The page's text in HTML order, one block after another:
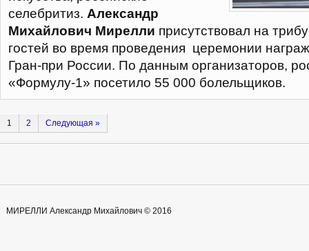
селебритиз. Александр
Михайлович Мирелли присутствовал на
гостей во время проведения церемонии
Гран-при России. По данным организаторов,
«Формулу-1» посетило 55 000 болельщиков.
1 2 Cледующая »
МИРЕЛЛИ Александр Михайлович © 2016